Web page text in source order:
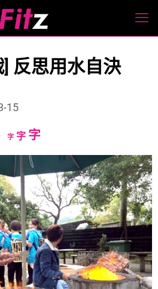
] 反思用水自決
15
字Decrease
size.
字Reset
size.
字Increase